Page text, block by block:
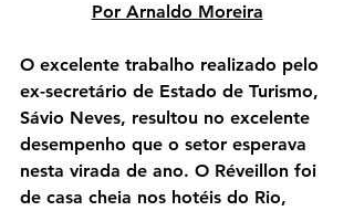
Por Arnaldo Moreira
O excelente trabalho realizado pelo
ex-secretário de Estado de Turismo,
Sávio Neves, resultou no excelente
desempenho que o setor esperava
nesta virada de ano. O Réveillon foi
de casa cheia nos hotéis do Rio,